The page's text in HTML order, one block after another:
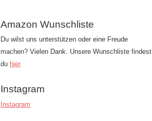
Amazon Wunschliste
Du wilst uns unterstützen oder eine Freude
machen? Vielen Dank. Unsere Wunschliste findest
du hier
Instagram
Instagram